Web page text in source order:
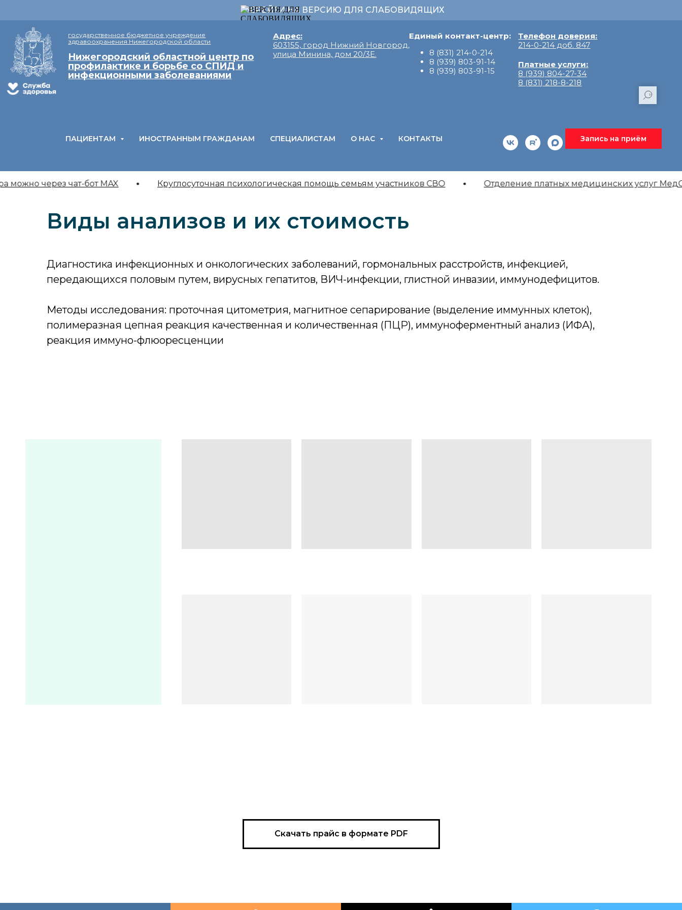
ПЕРЕЙТИ НА ВЕРСИЮ ДЛЯ СЛАБОВИДЯЩИХ
государственное бюджетное учреждение
здравоохранения Нижегородской области
Нижегородский областной центр по
профилактике и борьбе со СПИД и
инфекционными заболеваниями
Единый контакт-центр:
8 (831) 214-0-214
8 (939) 803-91-14
8 (939) 803-91-15
Платные услуги:
8 (939) 804-27-34
8 (831) 218-8-218
Телефон доверия:
214-0-214 доб. 847
Адрес:
603155, город Нижний Новгород,
улица Минина, дом 20/3Е.
ПАЦИЕНТАМ ИНОСТРАННЫМ ГРАЖДАНАМ СПЕЦИАЛИСТАМ О НАС КОНТАКТЫ Запись на приём
через чат-бот MAX Круглосуточная психологическая помощь семьям участников СВО Отделение платных медицинских услуг
Виды анализов и их стоимость
Диагностика инфекционных и онкологических заболеваний, гормональных расстройств, инфекцией,
передающихся половым путем, вирусных гепатитов, ВИЧ-инфекции, глистной инвазии, иммунодефицитов.
Методы исследования: проточная цитометрия, магнитное сепарирование (выделение иммунных клеток),
полимеразная цепная реакция качественная и количественная (ПЦР), иммуноферментный анализ (ИФА),
реакция иммуно-флюоресценции
Скачать прайс в формате PDF